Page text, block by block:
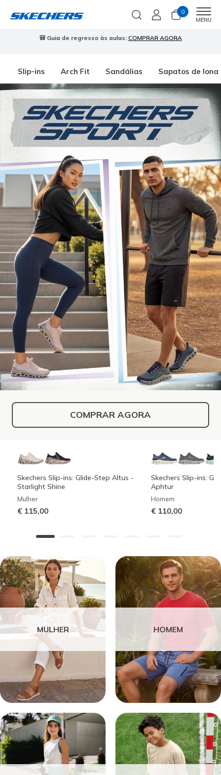
0
MENU
🎒 Guia de regresso às aulas: COMPRAR AGORA
Slip-ins Arch Fit Sandálias Sapatos de lona
COMPRAR AGORA
Skechers Slip-ins: Glide-Step Altus -
Starlight Shine
Mulher
€ 115,00
Skechers Slip-ins:
Aphtur
Homem
€ 110,00
MULHER HOMEM